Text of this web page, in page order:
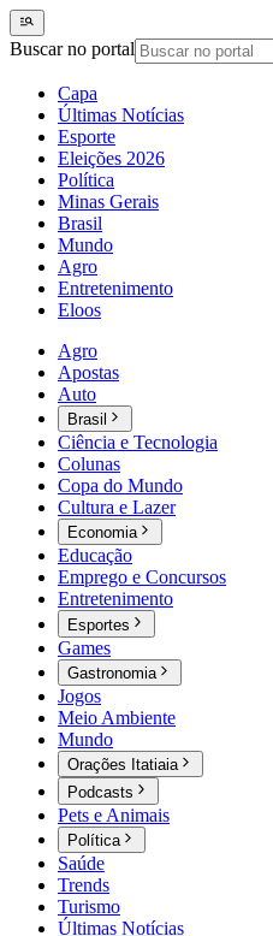
Buscar no portal
Capa
Últimas Notícias
Esporte
Eleições 2026
Política
Minas Gerais
Brasil
Mundo
Agro
Entretenimento
Eloos
Agro
Apostas
Auto
Brasil
Ciência e Tecnologia
Colunas
Copa do Mundo
Cultura e Lazer
Economia
Educação
Emprego e Concursos
Entretenimento
Esportes
Games
Gastronomia
Jogos
Meio Ambiente
Mundo
Orações Itatiaia
Podcasts
Pets e Animais
Política
Saúde
Trends
Turismo
Últimas Notícias